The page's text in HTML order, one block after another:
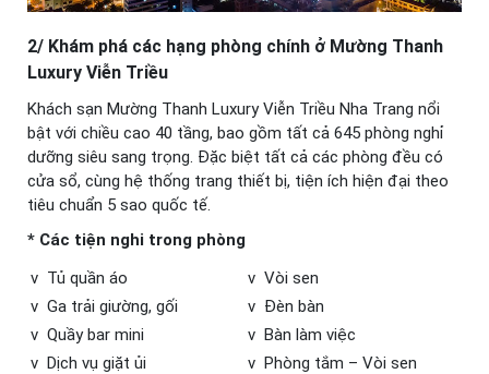
2/ Khám phá các hạng phòng chính ở Mường Thanh
Luxury Viễn Triều
Khách sạn Mường Thanh Luxury Viễn Triều Nha Trang nổi
bật với chiều cao 40 tầng, bao gồm tất cả 645 phòng nghỉ
dưỡng siêu sang trọng. Đặc biệt tất cả các phòng đều có
cửa sổ, cùng hệ thống trang thiết bị, tiện ích hiện đại theo
tiêu chuẩn 5 sao quốc tế.
* Các tiện nghi trong phòng
v Tủ quần áo
v Vòi sen
v Ga trải giường, gối
v Đèn bàn
v Quầy bar mini
v Bàn làm việc
v Dịch vụ giặt ủi
v Phòng tắm – Vòi sen